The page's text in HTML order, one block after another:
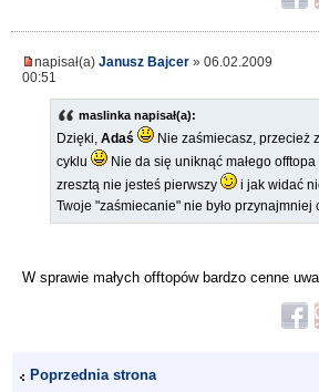
napisał(a) Janusz Bajcer » 06.02.2009
00:51
maslinka napisał(a):
Dzięki, Adaś
Nie zaśmiecasz, przecież
cyklu
Nie da się uniknąć małego offtopa
zresztą nie jesteś pierwszy
i jak widać
Twoje "zaśmiecanie" nie było przynajmniej
W sprawie małych offtopów bardzo cenne
Poprzednia strona